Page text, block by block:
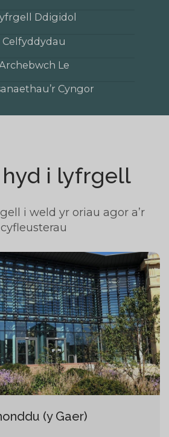
Ddigidol
Celfyddydau
Le
Cyngor
hyd i lyfrgell
i weld yr oriau agor a’r
cyfleusterau
(y Gaer)